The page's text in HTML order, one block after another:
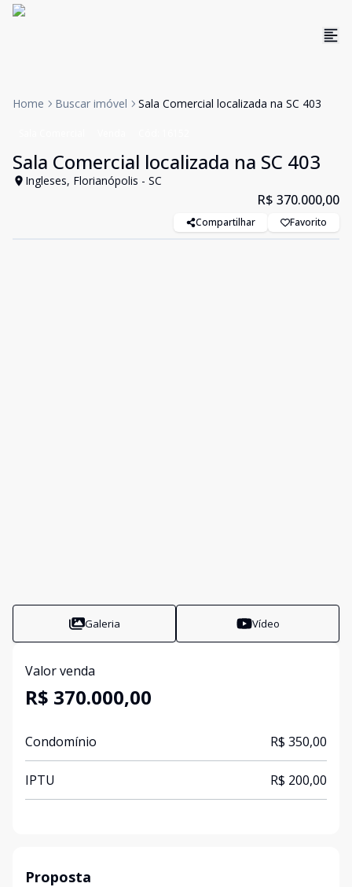
Home Buscar imóvel Sala Comercial localizada na SC 403
Sala Comercial localizada na SC 403
Ingleses, Florianópolis - SC
R$ 370.000,00
Compartilhar Favorito
Galeria Vídeo
Valor venda
R$ 370.000,00
Condomínio R$ 350,00
IPTU R$ 200,00
Proposta